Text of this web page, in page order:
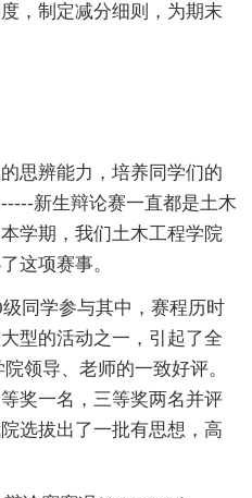
，制定减分细则，为期末
思辨能力，培养同学们的
新生辩论赛一直都是土木
学期，我们土木工程学院
这项赛事。
同学参与其中，赛程历时
型的活动之一，引起了全
领导、老师的一致好评。
奖一名，三等奖两名并评
选拔出了一批有思想，高